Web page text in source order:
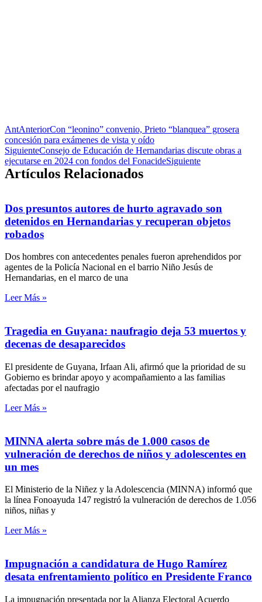
AntAnteriorCon “leonino” convenio, Prieto “blanquea” grosera
concesión para exámenes de vista y oído
SiguienteConsejo de Educación de Hernandarias discute obras a
ejecutarse en 2024 con fondos del FonacideSiguiente
Artículos Relacionados
Dos presuntos autores de hurto agravado son
detenidos en Hernandarias y recuperan objetos
robados
Dos hombres con antecedentes penales fueron aprehendidos por
agentes de la Policía Nacional en el barrio Niño Jesús de
Hernandarias, en el marco de una
Leer Más »
Tragedia en Guyana: naufragio deja 53 muertos y
decenas de desaparecidos
El presidente de Guyana, Irfaan Ali, afirmó que la prioridad de su
Gobierno es brindar apoyo y acompañamiento a las familias
afectadas por el naufragio
Leer Más »
MINNA alerta sobre más de 1.000 casos de
vulneración de derechos de niños y adolescentes en
un mes
El Ministerio de la Niñez y la Adolescencia (MINNA) informó que
la línea Fonoayuda 147 registró la vulneración de derechos de 1.056
niños, niñas y
Leer Más »
Impugnación a candidatura de Hugo Ramírez
desata enfrentamiento político en Presidente Franco
La impugnación presentada por la Alianza Electoral Acuerdo